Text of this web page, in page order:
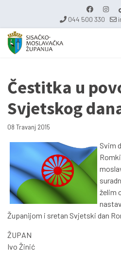
044 500 330
Čestitka u
Svjetskog
08 Travanj 2015
Svim
želim
Županijom i sretan Svjetski dan
ŽUPAN
Ivo Žinić